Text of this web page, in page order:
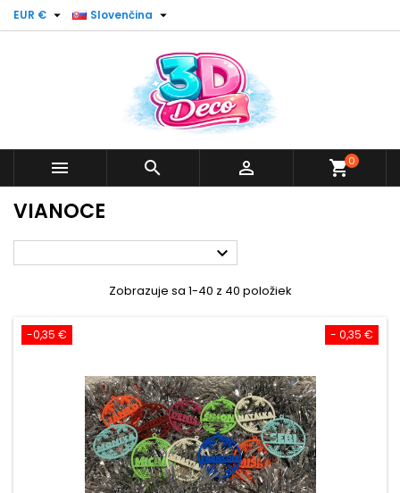
EUR €  Slovenčina 
   shopping_cart0
VIANOCE

Zobrazuje sa 1-40 z 40 položiek
- 0,35 €
-0,35 €